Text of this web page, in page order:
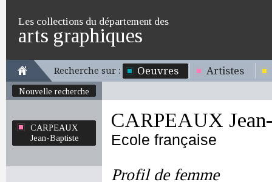
Les collections du département des
arts graphiques
Recherche sur : Oeuvres Artistes
Nouvelle recherche
CARPEAUX
Jean-Baptiste
CARPEAUX
Ecole française
Profil de femme